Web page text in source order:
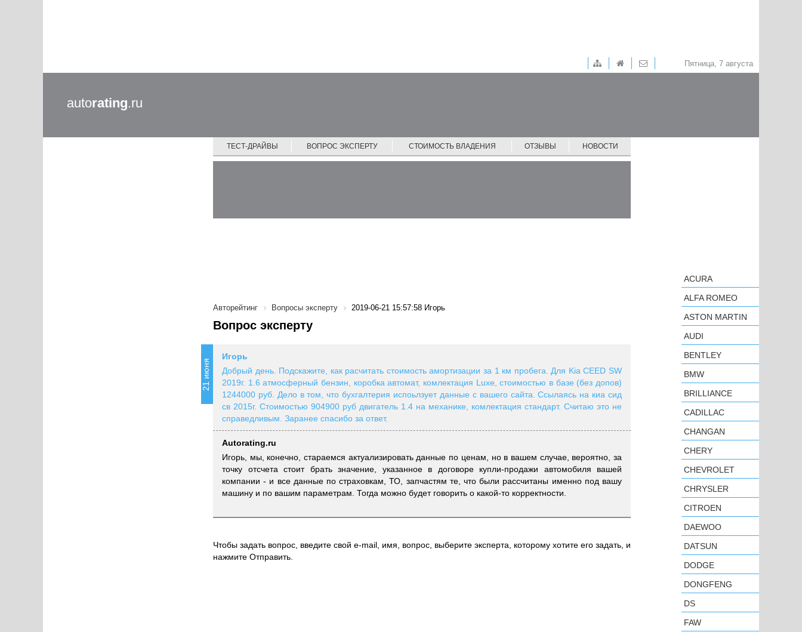
Пятница, 7 августа
autorating.ru
ТЕСТ-ДРАЙВЫ ВОПРОС ЭКСПЕРТУ СТОИМОСТЬ ВЛАДЕНИЯ ОТЗЫВЫ НОВОСТИ
Авторейтинг Вопросы эксперту 2019-06-21 15:57:58 Игорь
Вопрос эксперту
21 июня
Игорь
Добрый день. Подскажите, как расчитать стоимость амортизации за 1 км пробега. Для Kia CEED SW
2019г. 1.6 атмосферный бензин, коробка автомат, комлектация Luxe, стоимостью в базе (без допов)
1244000 руб. Дело в том, что бухгалтерия испоьлзует данные с вашего сайта. Ссылаясь на киа сид
св 2015г. Стоимостью 904900 руб двигатель 1.4 на механике, комлектация стандарт. Считаю это не
справедливым. Заранее спасибо за ответ.
Autorating.ru
Игорь, мы, конечно, стараемся актуализировать данные по ценам, но в вашем случае, вероятно, за
точку отсчета стоит брать значение, указанное в договоре купли-продажи автомобиля вашей
компании - и все данные по страховкам, ТО, запчастям те, что были рассчитаны именно под вашу
машину и по вашим параметрам. Тогда можно будет говорить о какой-то корректности.
Чтобы задать вопрос, введите свой e-mail, имя, вопрос, выберите эксперта, которому хотите его задать, и
нажмите Отправить.
ACURA
ALFA ROMEO
ASTON MARTIN
AUDI
BENTLEY
BMW
BRILLIANCE
CADILLAC
CHANGAN
CHERY
CHEVROLET
CHRYSLER
CITROEN
DAEWOO
DATSUN
DODGE
DONGFENG
DS
FAW